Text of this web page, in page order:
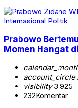
Internasional Politik
Prabowo
Momen Hangat
account_circle
visibility3.925
232Komentar